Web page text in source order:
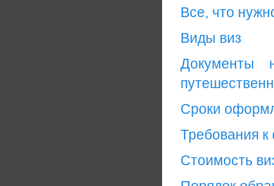
Все, что
Виды виз
Сроки
Требования к
Стоимость